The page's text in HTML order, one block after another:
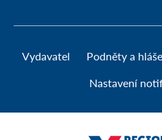
Vydavatel Podněty a
Nastavení